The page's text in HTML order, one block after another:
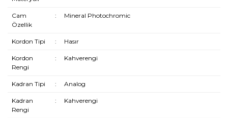
Cam
Özellik
: Mineral Photochromic
Kordon Tipi : Hasır
Kordon
Rengi
: Kahverengi
Kadran Tipi : Analog
Kadran
Rengi
: Kahverengi